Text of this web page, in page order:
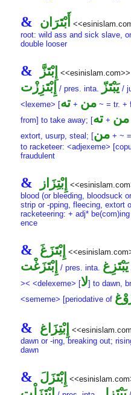
& أَبْتَرَان
root: wild ass and sick slave,
double looser
& إِبْتَزَّ <<esinislam.com>>
إِبْتَزِزْت / pres. inta. يَبْتَزّ /
<lexeme> [ من +ته ~ = tr. +
from] to take away; [
من +ته
extort, usurp, steal; [من+ ~ =
to racketeer: <adjexeme>
fraudulent
& إِبْتِزَاز
blood (or bleeding, bloodsuck
strip or -pping, fleecing, extort
racketeering: + adj*
ence
& إِبْتَزَغَ
إِبْتَزَغْت / pres. inta. يَبْتَزِغ
>< <delexeme> [لا] to dawn,
<sememe> [periodative of
& إِبْتِزَاغ
dawn or -ing, breaking out;
dawn
& إِبْتَزَلَ